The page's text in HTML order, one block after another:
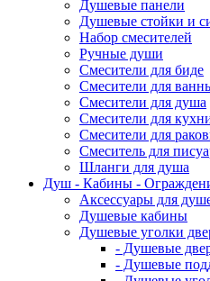
Душевые панели
Душевые стойки и
Набор смесителей
Ручные души
Смесители для биде
Смесители для
Смесители для душа
Смесители для
Смесители для
Смеситель для
Шланги для душа
Душ - Кабины -
Аксессуары для
Душевые кабины
Душевые уголки
- Душевые
- Душевые